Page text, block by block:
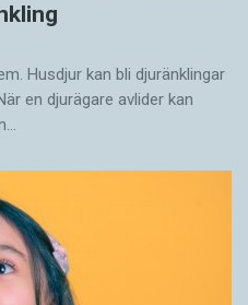
Husdjur kan bli djuränklingar
en djurägare avlider kan